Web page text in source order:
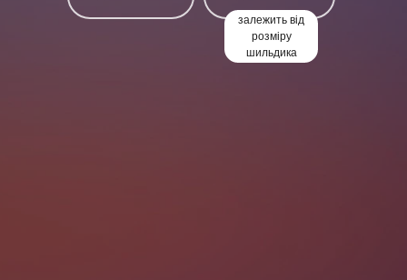
залежить від
розміру
шильдика